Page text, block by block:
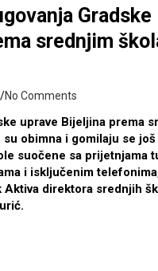
Gradske
srednjim
No Comments
uprave Bijeljina prema
su obimna i gomilaju se
suočene sa prijetnjama
i isključenim
direktora srednjih